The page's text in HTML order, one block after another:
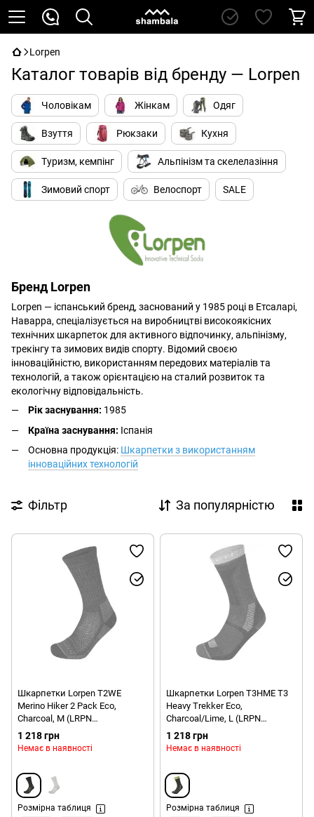
Lorpen
Каталог товарів від бренду — Lorpen
Чоловікам Жінкам Одяг
Взуття Рюкзаки Кухня
Туризм, кемпінг Альпінізм та скелелазіння
Зимовий спорт Велоспорт SALE
Бренд Lorpen
Lorpen — іспанський бренд, заснований у 1985 році в Етсаларі,
Наварра, спеціалізується на виробництві високоякісних
технічних шкарпеток для активного відпочинку, альпінізму,
трекінгу та зимових видів спорту. Відомий своєю
інноваційністю, використанням передових матеріалів та
технологій, а також орієнтацією на сталий розвиток та
екологічну відповідальність.
Рік заснування: 1985
Країна заснування: Іспанія
Основна продукція: Шкарпетки з використанням
інноваційних технологій
Фільтр За популярністю
Шкарпетки Lorpen T2WE
Merino Hiker 2 Pack Eco,
Charcoal, M (LRPN
6610074,5427-M)
1 218 грн
Немає в наявності
Розмірна таблиця
Шкарпетки Lorpen T3HME T3
Heavy Trekker Eco,
Charcoal/Lime, L (LRPN
6210240.2612-L)
1 218 грн
Немає в наявності
Розмірна таблиця